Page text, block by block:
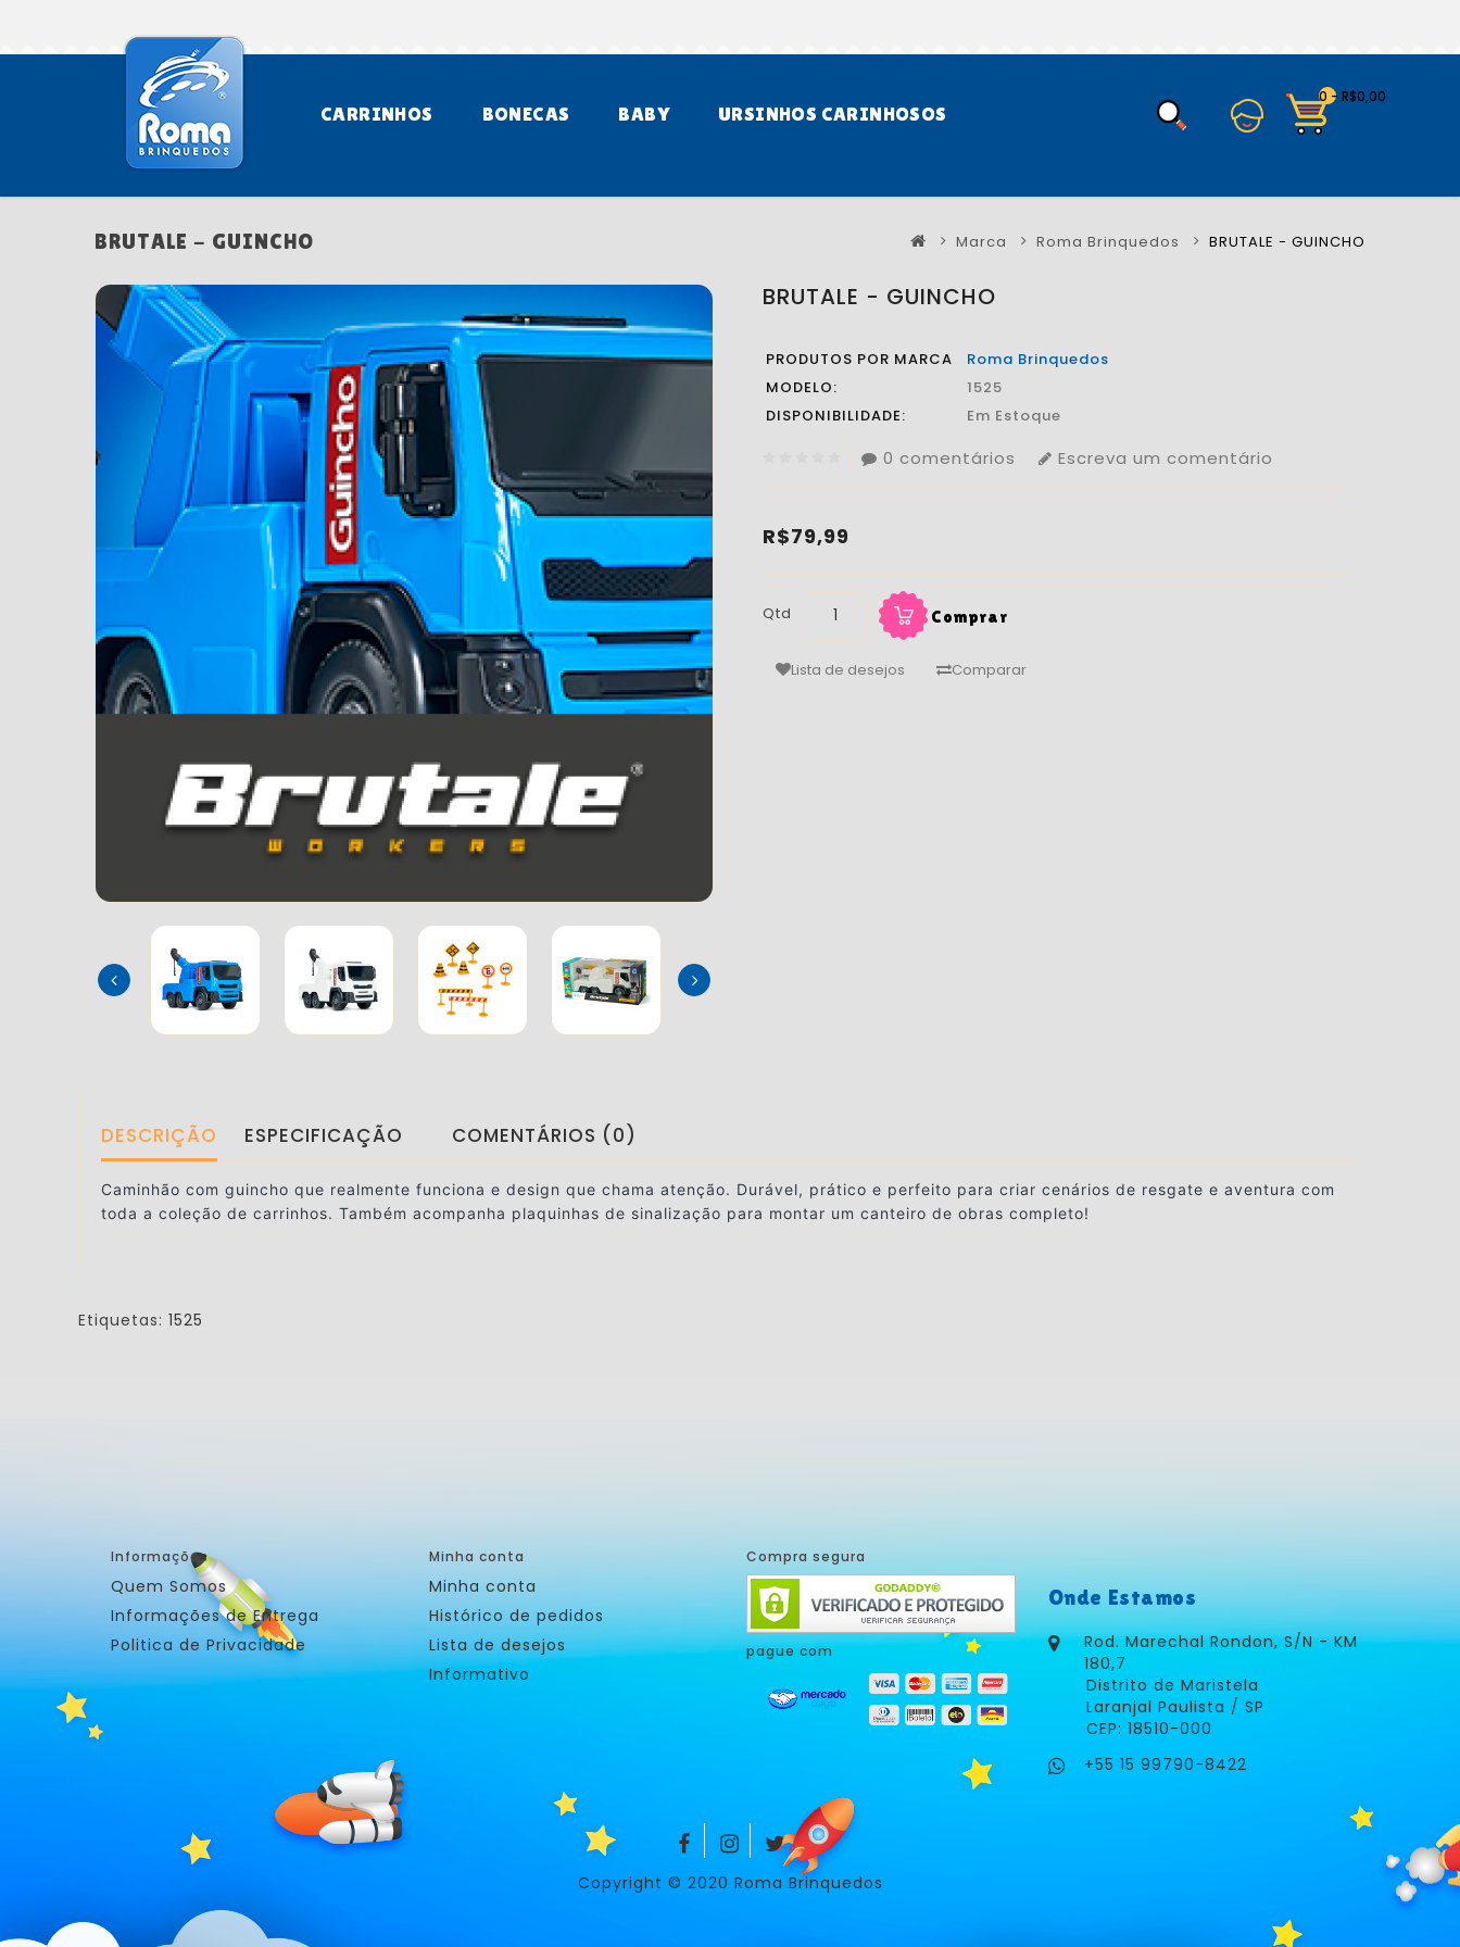
0 - R$0,00
CARRINHOS BONECAS BABY URSINHOS CARINHOSOS
BRUTALE - GUINCHO Marca Roma Brinquedos BRUTALE - GUINCHO
BRUTALE - GUINCHO
PRODUTOS POR MARCA
Roma Brinquedos
MODELO:
1525
DISPONIBILIDADE:
Em Estoque
0 comentários Escreva um comentário
R$79,99
Qtd Comprar
Lista de desejos Comparar
DESCRIÇÃO ESPECIFICAÇÃO COMENTÁRIOS (0)
Caminhão com guincho que realmente funciona e design que chama atenção. Durável, prático e perfeito para criar cenários de resgate e aventura com
toda a coleção de carrinhos. Também acompanha plaquinhas de sinalização para montar um canteiro de obras completo!
Etiquetas: 1525
Informações
Quem Somos
Informações de Entrega
Politica de Privacidade
Minha conta
Minha conta
Histórico de pedidos
Lista de desejos
Informativo
Compra segura
pague com
Onde Estamos
Rod. Marechal Rondon, S/N - KM
180,7
Distrito de Maristela
Laranjal Paulista / SP
CEP: 18510-000
+55 15 99790-8422
Copyright © 2020 Roma Brinquedos